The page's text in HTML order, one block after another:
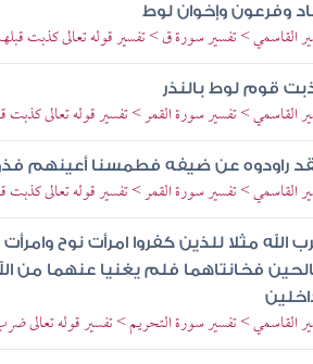
وفرعون وإخوان لوط
القاسمي > تفسير سورة ق > تفسير قوله تعالى كذبت
قوم لوط بالنذر
القاسمي > تفسير سورة القمر > تفسير قوله تعالى
راودوه عن ضيفه فطمسنا أعينهم
القاسمي > تفسير سورة القمر > تفسير قوله تعالى
الله مثلا للذين كفروا امرأت نوح
فخانتاهما فلم يغنيا عنهما من
القاسمي > تفسير سورة التحريم > تفسير قوله تعالى